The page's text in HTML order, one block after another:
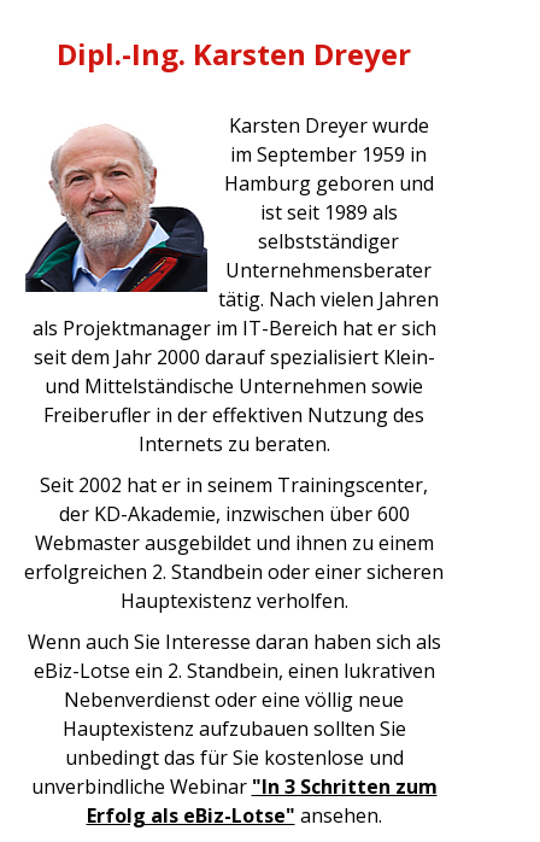
Dipl.-Ing. Karsten Dreyer
Karsten Dreyer wurde
im September 1959 in
Hamburg geboren und
ist seit 1989 als
selbstständiger
Unternehmensberater
tätig. Nach vielen Jahren
als Projektmanager im IT-Bereich hat er sich
seit dem Jahr 2000 darauf spezialisiert Klein-
und Mittelständische Unternehmen sowie
Freiberufler in der effektiven Nutzung des
Internets zu beraten.
Seit 2002 hat er in seinem Trainingscenter,
der KD-Akademie, inzwischen über 600
Webmaster ausgebildet und ihnen zu einem
erfolgreichen 2. Standbein oder einer sicheren
Hauptexistenz verholfen.
Wenn auch Sie Interesse daran haben sich als
eBiz-Lotse ein 2. Standbein, einen lukrativen
Nebenverdienst oder eine völlig neue
Hauptexistenz aufzubauen sollten Sie
unbedingt das für Sie kostenlose und
unverbindliche Webinar "In 3 Schritten zum
Erfolg als eBiz-Lotse" ansehen.